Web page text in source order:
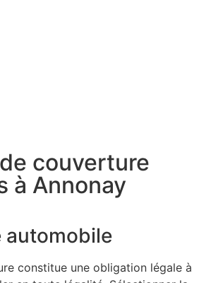
couverture
à Annonay
automobile
constitue une obligation légale à